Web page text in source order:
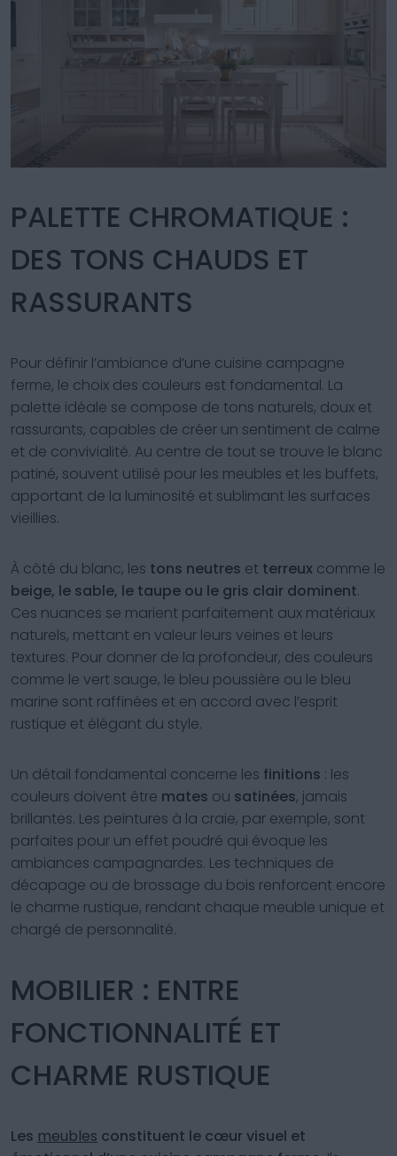
PALETTE CHROMATIQUE :
DES TONS CHAUDS ET
RASSURANTS
Pour définir l’ambiance d’une cuisine campagne
ferme, le choix des couleurs est fondamental. La
palette idéale se compose de tons naturels, doux et
rassurants, capables de créer un sentiment de calme
et de convivialité. Au centre de tout se trouve le blanc
patiné, souvent utilisé pour les meubles et les buffets,
apportant de la luminosité et sublimant les surfaces
vieillies.
À côté du blanc, les tons neutres et terreux comme le
beige, le sable, le taupe ou le gris clair dominent.
Ces nuances se marient parfaitement aux matériaux
naturels, mettant en valeur leurs veines et leurs
textures. Pour donner de la profondeur, des couleurs
comme le vert sauge, le bleu poussière ou le bleu
marine sont raffinées et en accord avec l’esprit
rustique et élégant du style.
Un détail fondamental concerne les finitions : les
couleurs doivent être mates ou satinées, jamais
brillantes. Les peintures à la craie, par exemple, sont
parfaites pour un effet poudré qui évoque les
ambiances campagnardes. Les techniques de
décapage ou de brossage du bois renforcent encore
le charme rustique, rendant chaque meuble unique et
chargé de personnalité.
MOBILIER : ENTRE
FONCTIONNALITÉ ET
CHARME RUSTIQUE
Les meubles constituent le cœur visuel et